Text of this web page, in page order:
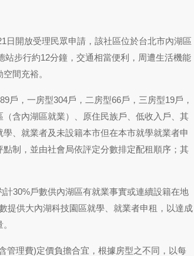
開放受理民眾申請，該社區位於台北市內湖區
站步行約12分鐘，交通相當便利，周遭生活機能
間充裕。
，一房型304戶，二房型66戶，三房型19戶，
含內湖區就業）、原住民族戶、低收入戶、其
、就業者及未設籍本市但在本市就學就業者申
制，並由社會局依評定分數排定配租順序；其
30%戶數供內湖區有就業事實或連續設籍在地
提供大內湖科技園區就學、就業者申租，以達成
理費)定價負擔合宜，根據房型之不同，以每